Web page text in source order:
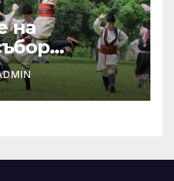
на
ще се
в Парка